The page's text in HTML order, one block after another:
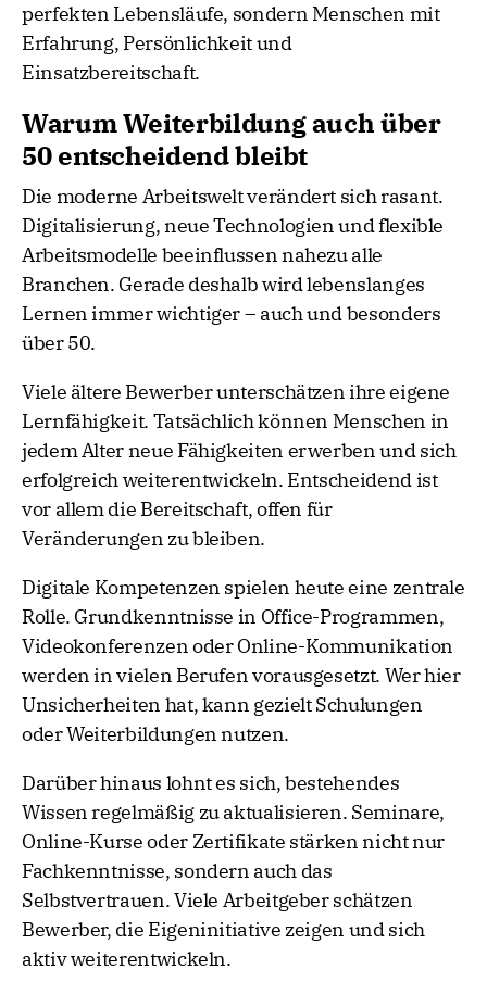
perfekten Lebensläufe, sondern Menschen mit
Erfahrung, Persönlichkeit und
Einsatzbereitschaft.
Warum Weiterbildung auch über
50 entscheidend bleibt
Die moderne Arbeitswelt verändert sich rasant.
Digitalisierung, neue Technologien und flexible
Arbeitsmodelle beeinflussen nahezu alle
Branchen. Gerade deshalb wird lebenslanges
Lernen immer wichtiger – auch und besonders
über 50.
Viele ältere Bewerber unterschätzen ihre eigene
Lernfähigkeit. Tatsächlich können Menschen in
jedem Alter neue Fähigkeiten erwerben und sich
erfolgreich weiterentwickeln. Entscheidend ist
vor allem die Bereitschaft, offen für
Veränderungen zu bleiben.
Digitale Kompetenzen spielen heute eine zentrale
Rolle. Grundkenntnisse in Office-Programmen,
Videokonferenzen oder Online-Kommunikation
werden in vielen Berufen vorausgesetzt. Wer hier
Unsicherheiten hat, kann gezielt Schulungen
oder Weiterbildungen nutzen.
Darüber hinaus lohnt es sich, bestehendes
Wissen regelmäßig zu aktualisieren. Seminare,
Online-Kurse oder Zertifikate stärken nicht nur
Fachkenntnisse, sondern auch das
Selbstvertrauen. Viele Arbeitgeber schätzen
Bewerber, die Eigeninitiative zeigen und sich
aktiv weiterentwickeln.